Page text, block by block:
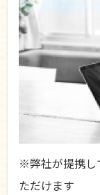
※弊社が提携し
ただけます